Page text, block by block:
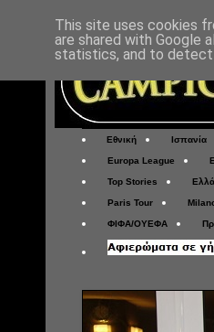
Εθνική Ισπανία
Europa League
Top Stories
Paris Tour
ΦΙΦΑ/ΟΥΕΦΑ
This site uses cookies
are shared with Google
statistics, and to detect